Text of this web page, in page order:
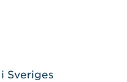
Sveriges